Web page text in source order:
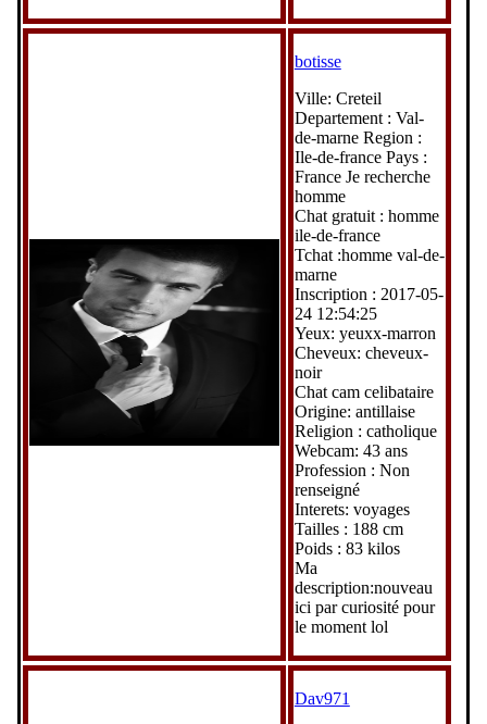
botisse
Ville: Creteil
Departement : Val-
de-marne Region :
Ile-de-france Pays :
France Je recherche
homme
Chat gratuit : homme
ile-de-france
Tchat :homme val-de-
marne
Inscription : 2017-05-
24 12:54:25
Yeux: yeuxx-marron
Cheveux: cheveux-
noir
Chat cam celibataire
Origine: antillaise
Religion : catholique
Webcam: 43 ans
Profession : Non
renseigné
Interets: voyages
Tailles : 188 cm
Poids : 83 kilos
Ma
description:nouveau
ici par curiosité pour
le moment lol
Dav971